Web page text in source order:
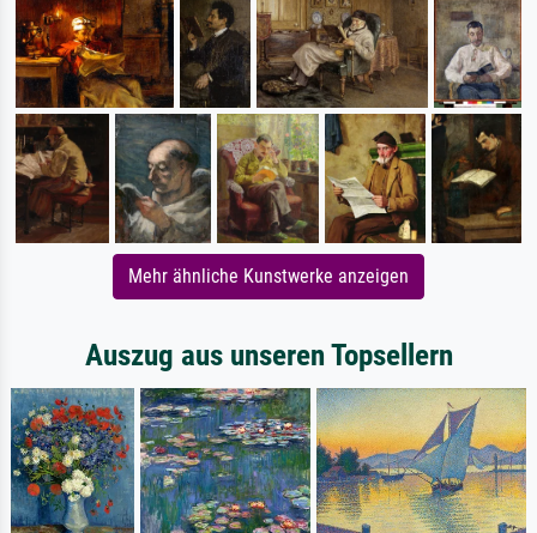
Mehr ähnliche Kunstwerke anzeigen
Auszug aus unseren Topsellern